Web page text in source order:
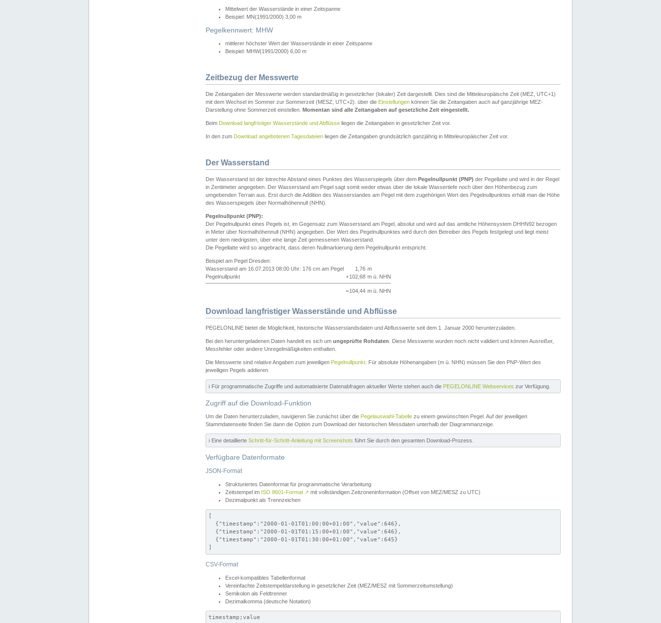
Mittelwert der Wasserstände in einer Zeitspanne
Beispiel: MN(1991/2000) 3,00 m
Pegelkennwert: MHW
mittlerer höchster Wert der Wasserstände in einer Zeitspanne
Beispiel: MHW(1991/2000) 6,00 m
Zeitbezug der Messwerte
Die Zeitangaben der Messwerte werden standardmäßig in gesetzlicher (lokaler) Zeit dargestellt. Dies sind die Mitteleuropäische Zeit (MEZ, UTC+1)
mit dem Wechsel im Sommer zur Sommerzeit (MESZ, UTC+2). über die Einstellungen können Sie die Zeitangaben auch auf ganzjährige MEZ-
Darstellung ohne Sommerzeit einstellen. Momentan sind alle Zeitangaben auf gesetzliche Zeit eingestellt.
Beim Download langfristiger Wasserstände und Abflüsse liegen die Zeitangaben in gesetzlicher Zeit vor.
In den zum Download angebotenen Tagesdateien liegen die Zeitangaben grundsätzlich ganzjährig in Mitteleuropäischer Zeit vor.
Der Wasserstand
Der Wasserstand ist der lotrechte Abstand eines Punktes des Wasserspiegels über dem Pegelnullpunkt (PNP) der Pegellatte und wird in der Regel
in Zentimeter angegeben. Der Wasserstand am Pegel sagt somit weder etwas über die lokale Wassertiefe noch über den Höhenbezug zum
umgebenden Terrain aus. Erst durch die Addition des Wasserstandes am Pegel mit dem zugehörigen Wert des Pegelnullpunktes erhält man die Höhe
des Wasserspiegels über Normalhöhennull (NHN).
Pegelnullpunkt (PNP):
Der Pegelnullpunkt eines Pegels ist, im Gegensatz zum Wasserstand am Pegel, absolut und wird auf das amtliche Höhensystem DHHN92 bezogen
in Meter über Normalhöhennull (NHN) angegeben. Der Wert des Pegelnullpunktes wird durch den Betreiber des Pegels festgelegt und liegt meist
unter dem niedrigsten, über eine lange Zeit gemessenen Wasserstand.
Die Pegellatte wird so angebracht, dass deren Nullmarkierung dem Pegelnullpunkt entspricht.
Beispiel am Pegel Dresden:
Wasserstand am 16.07.2013 08:00 Uhr: 176 cm am Pegel
1,76 m
Pegelnullpunkt
+102,68 m ü. NHN
=104,44 m ü. NHN
Download langfristiger Wasserstände und Abflüsse
PEGELONLINE bietet die Möglichkeit, historische Wasserstandsdaten und Abflusswerte seit dem 1. Januar 2000 herunterzuladen.
Bei den heruntergeladenen Daten handelt es sich um ungeprüfte Rohdaten . Diese Messwerte wurden noch nicht validiert und können Ausreißer,
Messfehler oder andere Unregelmäßigkeiten enthalten.
Die Messwerte sind relative Angaben zum jeweiligen Pegelnullpunkt . Für absolute Höhenangaben (m ü. NHN) müssen Sie den PNP-Wert des
jeweiligen Pegels addieren.
ℹ️ Für programmatische Zugriffe und automatisierte Datenabfragen aktueller Werte stehen auch die PEGELONLINE Webservices zur Verfügung.
Zugriff auf die Download-Funktion
Um die Daten herunterzuladen, navigieren Sie zunächst über die Pegelauswahl-Tabelle zu einem gewünschten Pegel. Auf der jeweiligen
Stammdatenseite finden Sie dann die Option zum Download der historischen Messdaten unterhalb der Diagrammanzeige.
ℹ️ Eine detaillierte Schritt-für-Schritt-Anleitung mit Screenshots führt Sie durch den gesamten Download-Prozess.
Verfügbare Datenformate
JSON-Format
Strukturiertes Datenformat für programmatische Verarbeitung
Zeitstempel im ISO 8601-Format ↗ mit vollständigen Zeitzoneninformation (Offset von MEZ/MESZ zu UTC)
Dezimalpunkt als Trennzeichen
[
  {"timestamp":"2000-01-01T01:00:00+01:00","value":646},
  {"timestamp":"2000-01-01T01:15:00+01:00","value":646},
  {"timestamp":"2000-01-01T01:30:00+01:00","value":645}
]
CSV-Format
Excel-kompatibles Tabellenformat
Vereinfachte Zeitstempeldarstellung in gesetzlicher Zeit (MEZ/MESZ mit Sommerzeitumstellung)
Semikolon als Feldtrenner
Dezimalkomma (deutsche Notation)
timestamp;value